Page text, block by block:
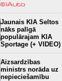
Jaunais KIA Seltos
nāks palīgā
populārajam KIA
Sportage (+ VIDEO)
Aizsardzības
ministrs norāda uz
nepieciešamību